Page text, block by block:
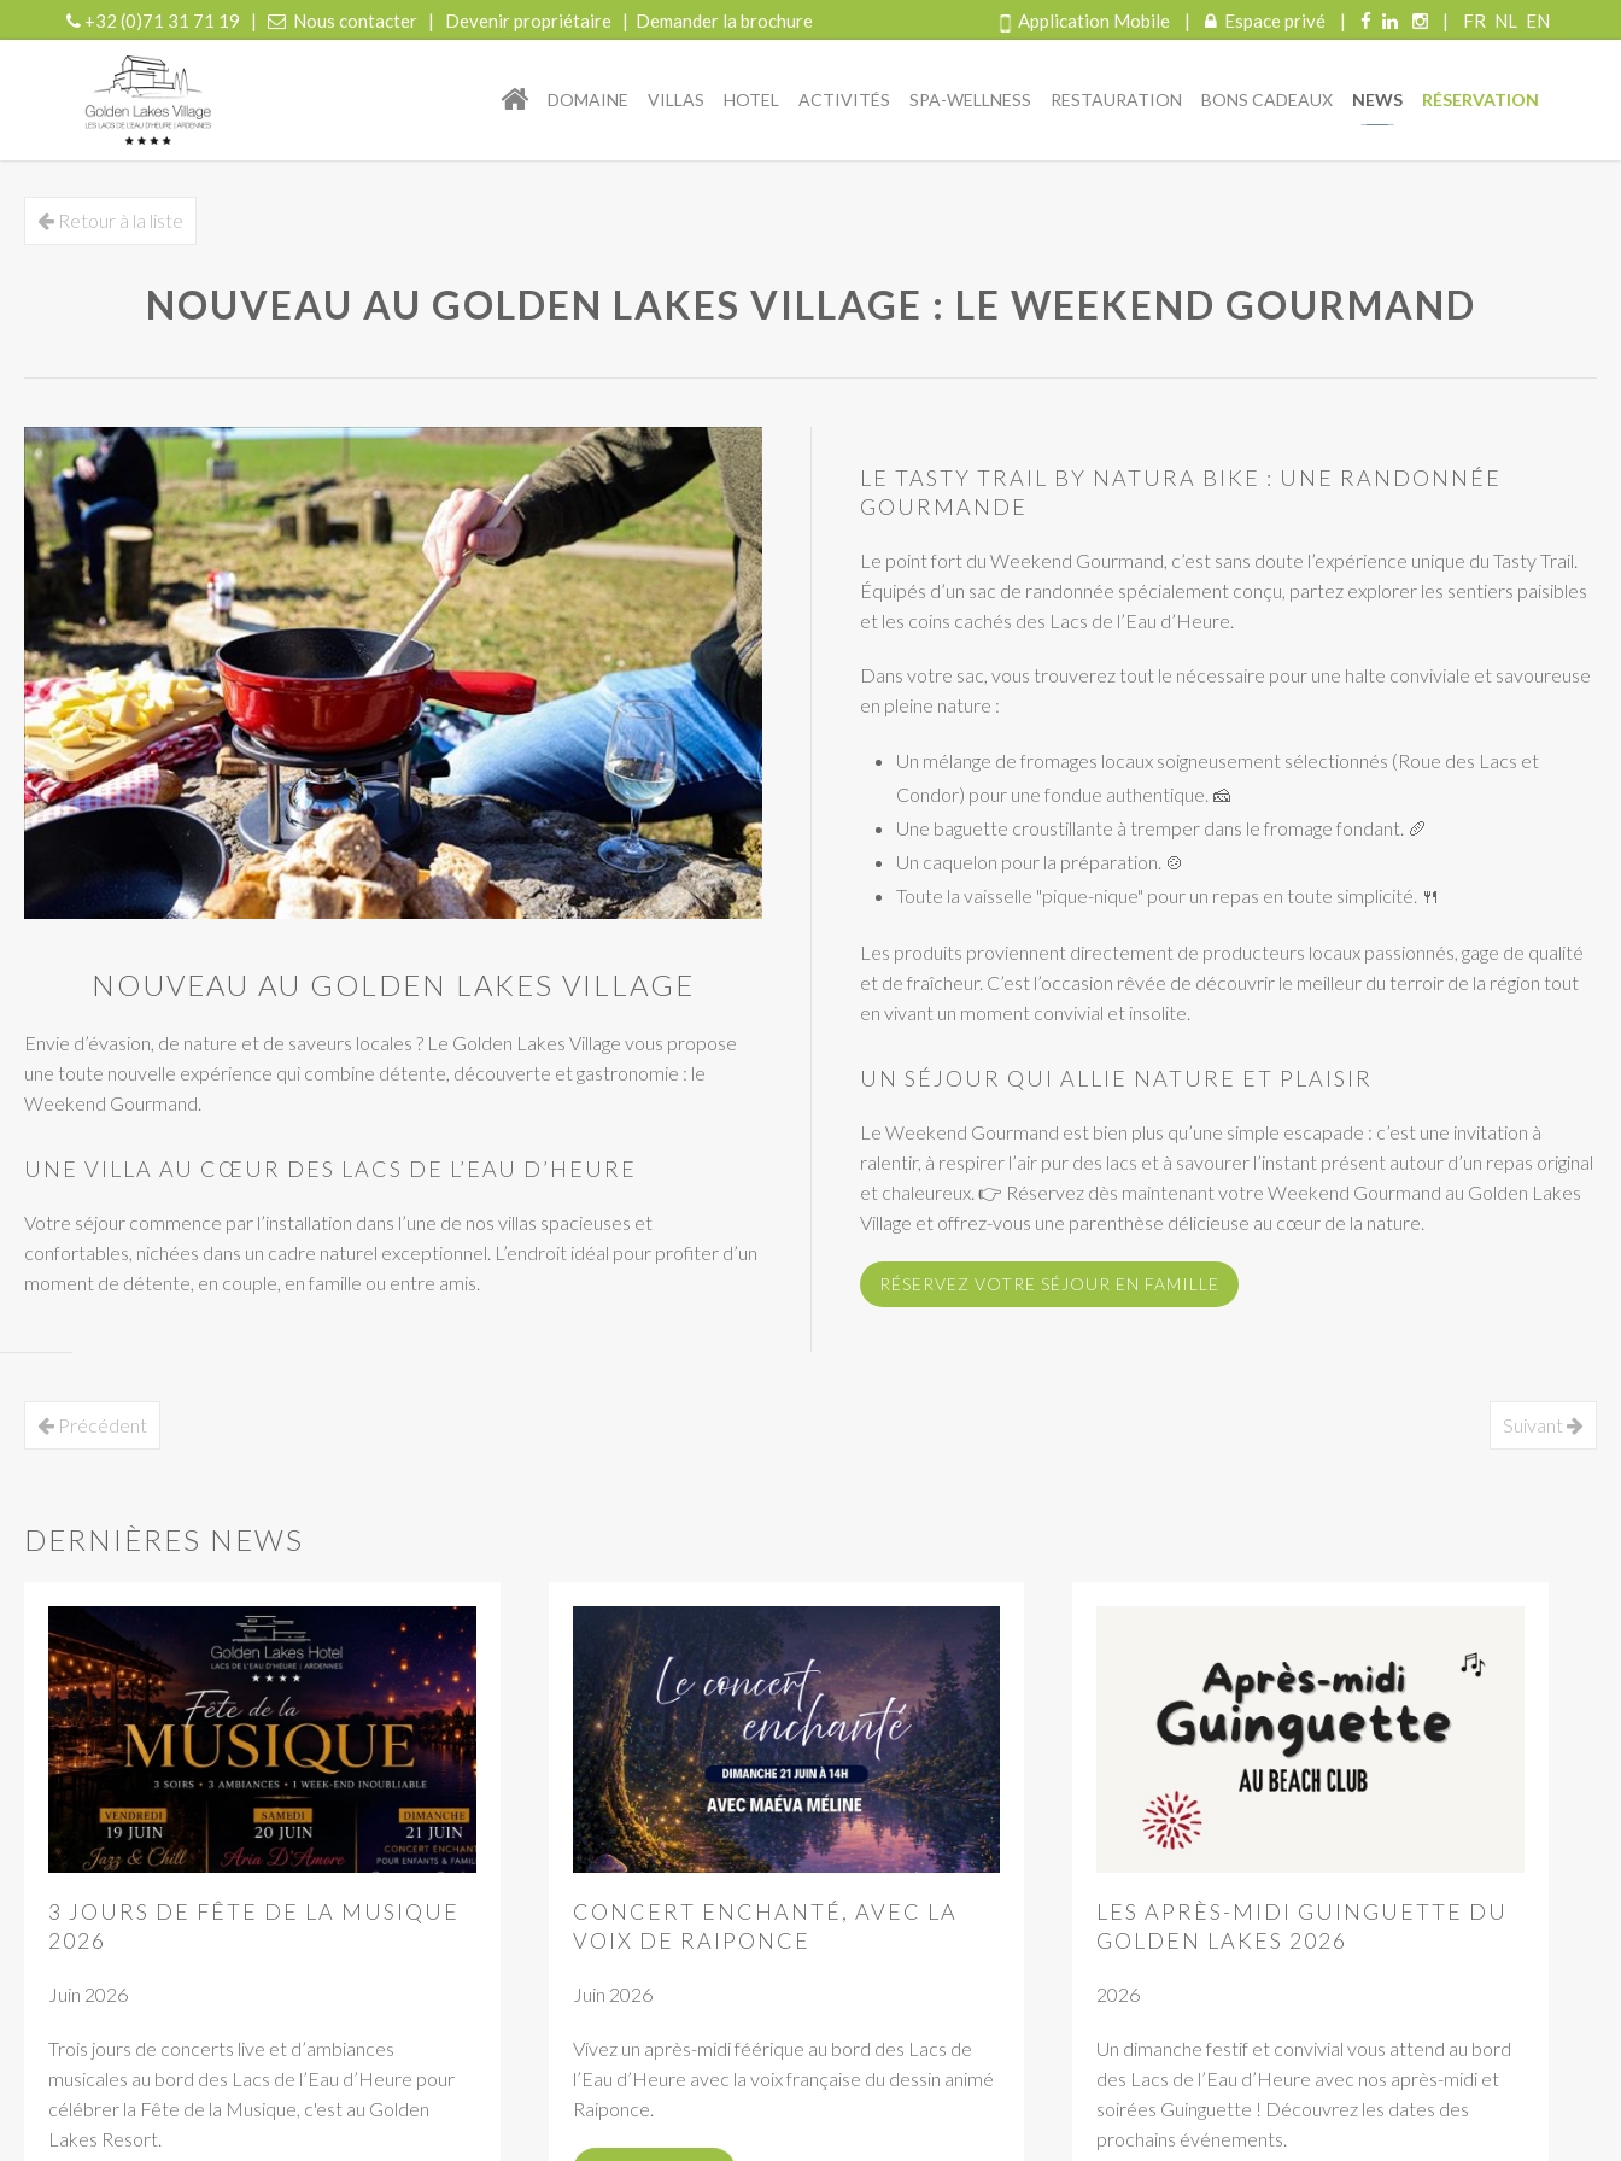
+32 (0)71 31 71 19 | Nous contacter | Devenir propriétaire | Demander la brochure
| r
Application Mobile | Espace privé | | FR NL EN
DOMAINE VILLAS HOTEL ACTIVITÉS SPA-WELLNESS RESTAURATION BONS CADEAUX NEWS RÉSERVATION
Retour à la liste
NOUVEAU AU GOLDEN LAKES VILLAGE : LE WEEKEND GOURMAND
NOUVEAU AU GOLDEN LAKES VILLAGE
Envie d’évasion, de nature et de saveurs locales ? Le Golden Lakes Village vous propose
une toute nouvelle expérience qui combine détente, découverte et gastronomie : le
Weekend Gourmand.
UNE VILLA AU CŒUR DES LACS DE L’EAU D’HEURE
Votre séjour commence par l’installation dans l’une de nos villas spacieuses et
confortables, nichées dans un cadre naturel exceptionnel. L’endroit idéal pour profiter d’un
moment de détente, en couple, en famille ou entre amis.
LE TASTY TRAIL BY NATURA BIKE : UNE RANDONNÉE
GOURMANDE
Le point fort du Weekend Gourmand, c’est sans doute l’expérience unique du Tasty Trail.
Équipés d’un sac de randonnée spécialement conçu, partez explorer les sentiers paisibles
et les coins cachés des Lacs de l’Eau d’Heure.
Dans votre sac, vous trouverez tout le nécessaire pour une halte conviviale et savoureuse
en pleine nature :
Un mélange de fromages locaux soigneusement sélectionnés (Roue des Lacs et
Condor) pour une fondue authentique. 🧀
Une baguette croustillante à tremper dans le fromage fondant. 🥖
Un caquelon pour la préparation. 🍲
Toute la vaisselle "pique-nique" pour un repas en toute simplicité. 🍴
Les produits proviennent directement de producteurs locaux passionnés, gage de qualité
et de fraîcheur. C’est l’occasion rêvée de découvrir le meilleur du terroir de la région tout
en vivant un moment convivial et insolite.
UN SÉJOUR QUI ALLIE NATURE ET PLAISIR
Le Weekend Gourmand est bien plus qu’une simple escapade : c’est une invitation à
ralentir, à respirer l’air pur des lacs et à savourer l’instant présent autour d’un repas original
et chaleureux. 👉 Réservez dès maintenant votre Weekend Gourmand au Golden Lakes
Village et offrez-vous une parenthèse délicieuse au cœur de la nature.
RÉSERVEZ VOTRE SÉJOUR EN FAMILLE
Précédent Suivant
DERNIÈRES NEWS
3 JOURS DE FÊTE DE LA MUSIQUE
2026
Juin 2026
Trois jours de concerts live et d’ambiances
musicales au bord des Lacs de l’Eau d’Heure pour
célébrer la Fête de la Musique, c'est au Golden
Lakes Resort.
CONCERT ENCHANTÉ, AVEC LA
VOIX DE RAIPONCE
Juin 2026
Vivez un après-midi féérique au bord des Lacs de
l’Eau d’Heure avec la voix française du dessin animé
Raiponce.
LES APRÈS-MIDI GUINGUETTE DU
GOLDEN LAKES 2026
2026
Un dimanche festif et convivial vous attend au bord
des Lacs de l’Eau d’Heure avec nos après-midi et
soirées Guinguette ! Découvrez les dates des
prochains événements.